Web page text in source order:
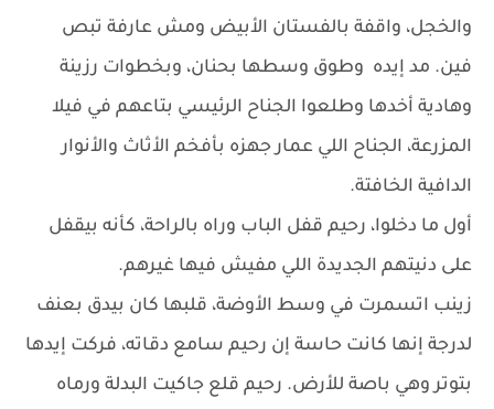
والخجل، واقفة بالفستان الأبيض ومش عارفة تبص
فين. مد إيده وطوق وسطها بحنان، وبخطوات رزينة
وهادية أخدها وطلعوا الجناح الرئيسي بتاعهم في فيلا
المزرعة، الجناح اللي عمار جهزه بأفخم الأثاث والأنوار
الدافية الخافتة.
أول ما دخلوا، رحيم قفل الباب وراه بالراحة، كأنه بيقفل
على دنيتهم الجديدة اللي مفيش فيها غيرهم.
زينب اتسمرت في وسط الأوضة، قلبها كان بيدق بعنف
لدرجة إنها كانت حاسة إن رحيم سامع دقاته، فركت إيدها
بتوتر وهي باصة للأرض. رحيم قلع جاكيت البدلة ورماه